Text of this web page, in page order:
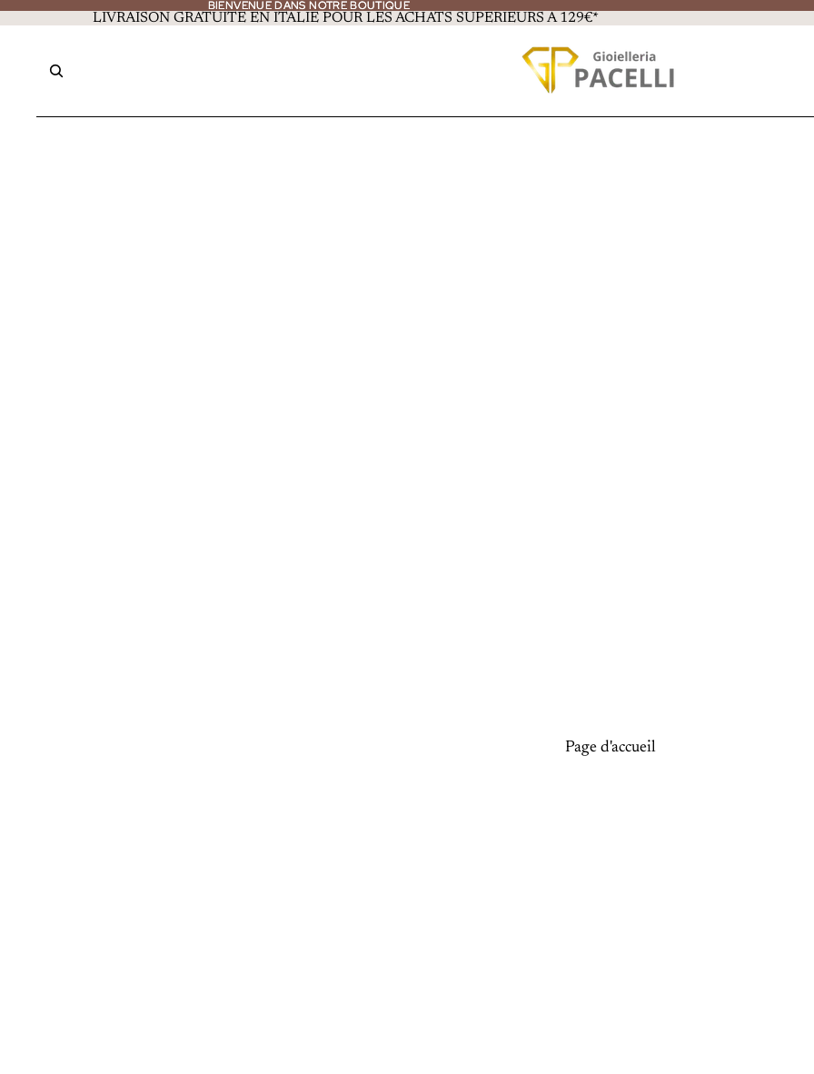
BIENVENUE DANS NOTRE BOUTIQUE
BIENVENUE DANS NOTRE BOUTIQUE
LIVRAISON GRATUITE EN ITALIE POUR LES ACHATS SUPÉRIEURS À 129€*
Page d'accueil